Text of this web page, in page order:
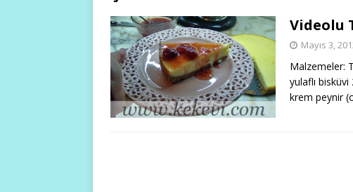
Videolu
Mayıs 3,
Malzemeler:
yulaflı
krem peynir